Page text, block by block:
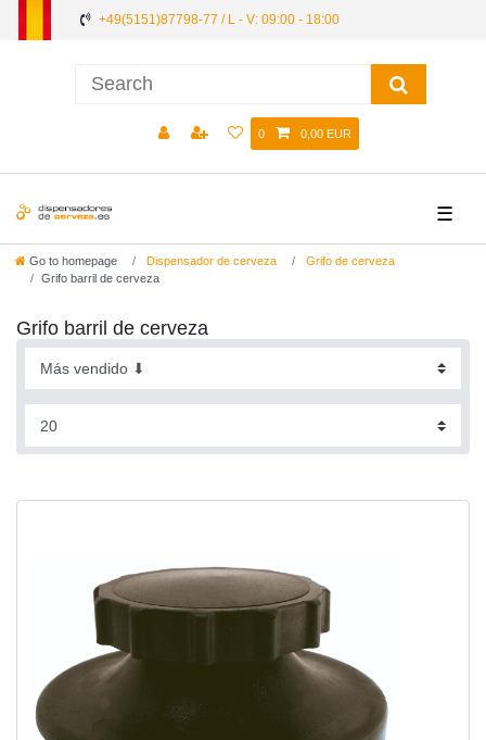
+49(5151)87798-77 / L - V: 09:00 - 18:00
0 0,00 EUR
☰
Go to homepage Dispensador de cerveza
Grifo de cerveza
Grifo barril de cerveza
Grifo barril de cerveza